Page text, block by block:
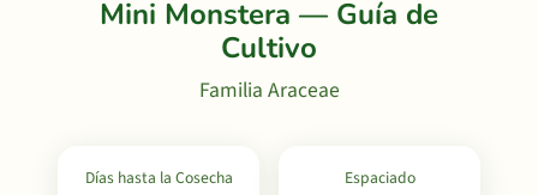
Mini Monstera — Guía de
Cultivo
Familia Araceae
Días hasta la Cosecha Espaciado